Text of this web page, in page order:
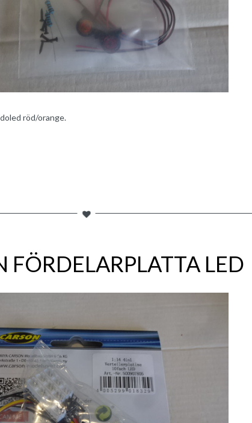
röd/orange.
FÖRDELARPLATTA LED